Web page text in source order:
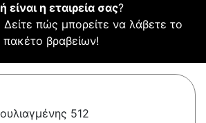
είναι η εταιρεία σας?
Δείτε πώς μπορείτε να λάβετε το
πακέτο βραβείων!
512